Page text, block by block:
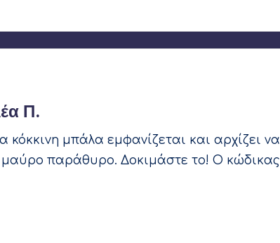
Π.
μπάλα εμφανίζεται και αρχίζει να
παράθυρο. Δοκιμάστε το! Ο κώδικας